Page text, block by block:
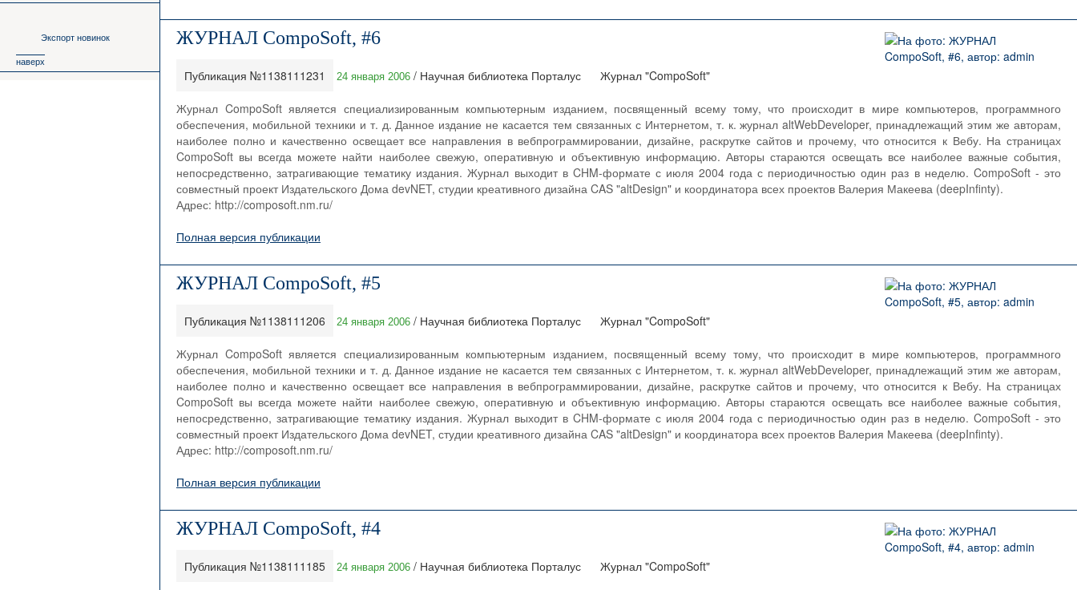
Экспорт новинок
наверх
ЖУРНАЛ CompoSoft, #6
Публикация №1138111231 24 января 2006 / Научная библиотека Порталус Журнал "CompoSoft"
Журнал CompoSoft является специализированным компьютерным изданием, посвященный всему тому, что происходит в мире компьютеров, программного
обеспечения, мобильной техники и т. д. Данное издание не касается тем связанных с Интернетом, т. к. журнал altWebDeveloper, принадлежащий этим же авторам,
наиболее полно и качественно освещает все направления в вебпрограммировании, дизайне, раскрутке сайтов и прочему, что относится к Вебу. На страницах
CompoSoft вы всегда можете найти наиболее свежую, оперативную и объективную информацию. Авторы стараются освещать все наиболее важные события,
непосредственно, затрагивающие тематику издания. Журнал выходит в CHM-формате с июля 2004 года с периодичностью один раз в неделю. CompoSoft - это
совместный проект Издательского Дома devNET, студии креативного дизайна CAS "altDesign" и координатора всех проектов Валерия Макеева (deepInfinty).
Адрес: http://composoft.nm.ru/
Полная версия публикации
ЖУРНАЛ CompoSoft, #5
Публикация №1138111206 24 января 2006 / Научная библиотека Порталус Журнал "CompoSoft"
Журнал CompoSoft является специализированным компьютерным изданием, посвященный всему тому, что происходит в мире компьютеров, программного
обеспечения, мобильной техники и т. д. Данное издание не касается тем связанных с Интернетом, т. к. журнал altWebDeveloper, принадлежащий этим же авторам,
наиболее полно и качественно освещает все направления в вебпрограммировании, дизайне, раскрутке сайтов и прочему, что относится к Вебу. На страницах
CompoSoft вы всегда можете найти наиболее свежую, оперативную и объективную информацию. Авторы стараются освещать все наиболее важные события,
непосредственно, затрагивающие тематику издания. Журнал выходит в CHM-формате с июля 2004 года с периодичностью один раз в неделю. CompoSoft - это
совместный проект Издательского Дома devNET, студии креативного дизайна CAS "altDesign" и координатора всех проектов Валерия Макеева (deepInfinty).
Адрес: http://composoft.nm.ru/
Полная версия публикации
ЖУРНАЛ CompoSoft, #4
Публикация №1138111185 24 января 2006 / Научная библиотека Порталус Журнал "CompoSoft"